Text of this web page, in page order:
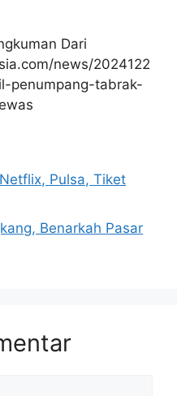
Dari
news/2024122
penumpang-tabrak-
Pulsa, Tiket
Benarkah Pasar